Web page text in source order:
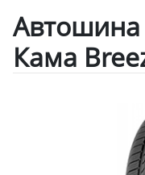
Автошина
Кама